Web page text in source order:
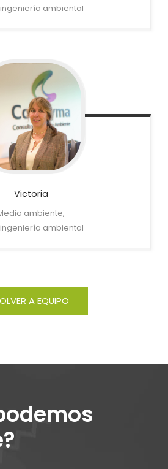
ambiental
Victoria
ambiente,
ambiental
A EQUIPO